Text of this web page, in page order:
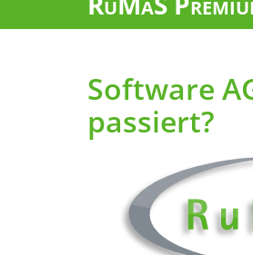
Software
passiert?